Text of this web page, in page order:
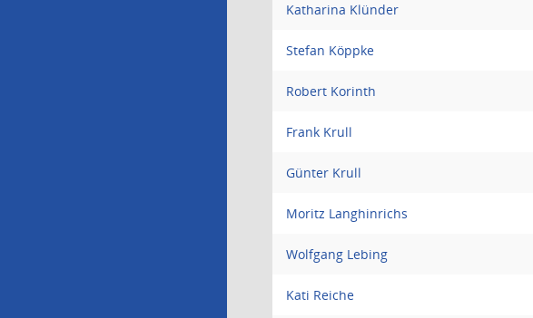
Katharina Klünder
Stefan Köppke
Robert Korinth
Frank Krull
Günter Krull
Moritz Langhinrichs
Wolfgang Lebing
Kati Reiche